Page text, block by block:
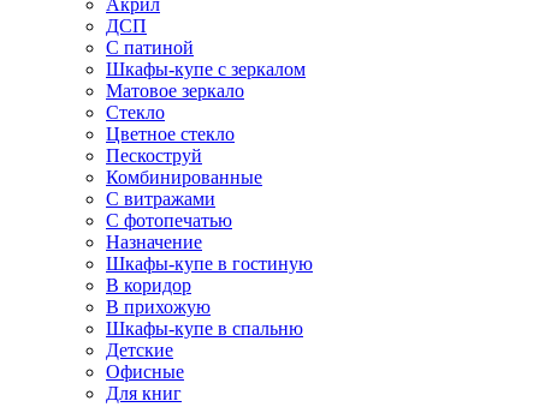
Акрил
ДСП
С патиной
Шкафы-купе с зеркалом
Матовое зеркало
Стекло
Цветное стекло
Пескоструй
Комбинированные
С витражами
С фотопечатью
Назначение
Шкафы-купе в гостиную
В коридор
В прихожую
Шкафы-купе в спальню
Детские
Офисные
Для книг